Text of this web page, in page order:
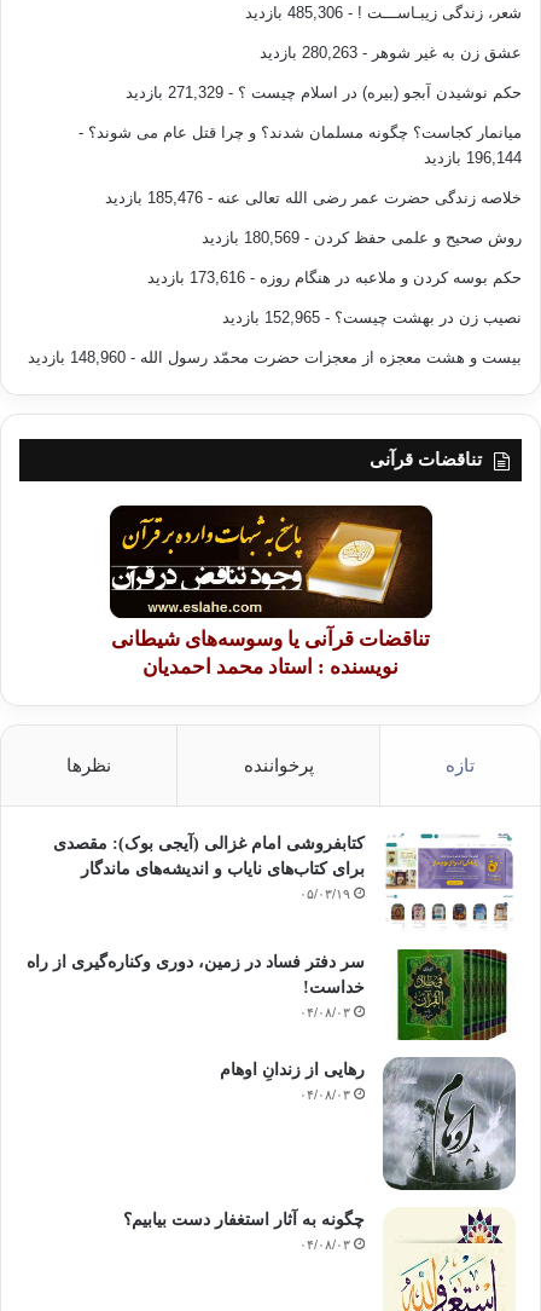
شعر، زندگی زیبـاســـت ! - 485,306 بازدید
عشق زن به غیر شوهر - 280,263 بازدید
حکم نوشیدن آبجو (بیره) در اسلام چیست ؟ - 271,329 بازدید
میانمار کجاست؟ چگونه مسلمان شدند؟ و چرا قتل عام می شوند؟ -
196,144 بازدید
خلاصه زندگی حضرت عمر رضی الله تعالی عنه - 185,476 بازدید
روش صحیح و علمی حفظ کردن - 180,569 بازدید
حکم بوسه کردن و ملاعبه در هنگام روزه - 173,616 بازدید
نصیب زن در بهشت چیست؟ - 152,965 بازدید
بیست و هشت معجزه از معجزات حضرت محمّد رسول الله - 148,960 بازدید
تناقضات قرآنی
تناقضات قرآنی یا وسوسه‌های شیطانی
نویسنده : استاد محمد احمدیان
تازه پرخواننده نظرها
کتابفروشی امام غزالی (آیجی بوک): مقصدی
برای کتاب‌های نایاب و اندیشه‌های ماندگار
۰۵/۰۳/۱۹
سر دفتر فساد در زمین‌، دوری وکناره‌گیری از راه
خداست‌!
۰۴/۰۸/۰۳
رهایی از زندانِ اوهام
۰۴/۰۸/۰۳
چگونه به آثار استغفار دست بیابیم؟
۰۴/۰۸/۰۳